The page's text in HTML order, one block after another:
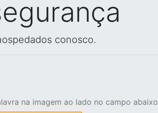
conosco.
na imagem ao lado no campo abaixo